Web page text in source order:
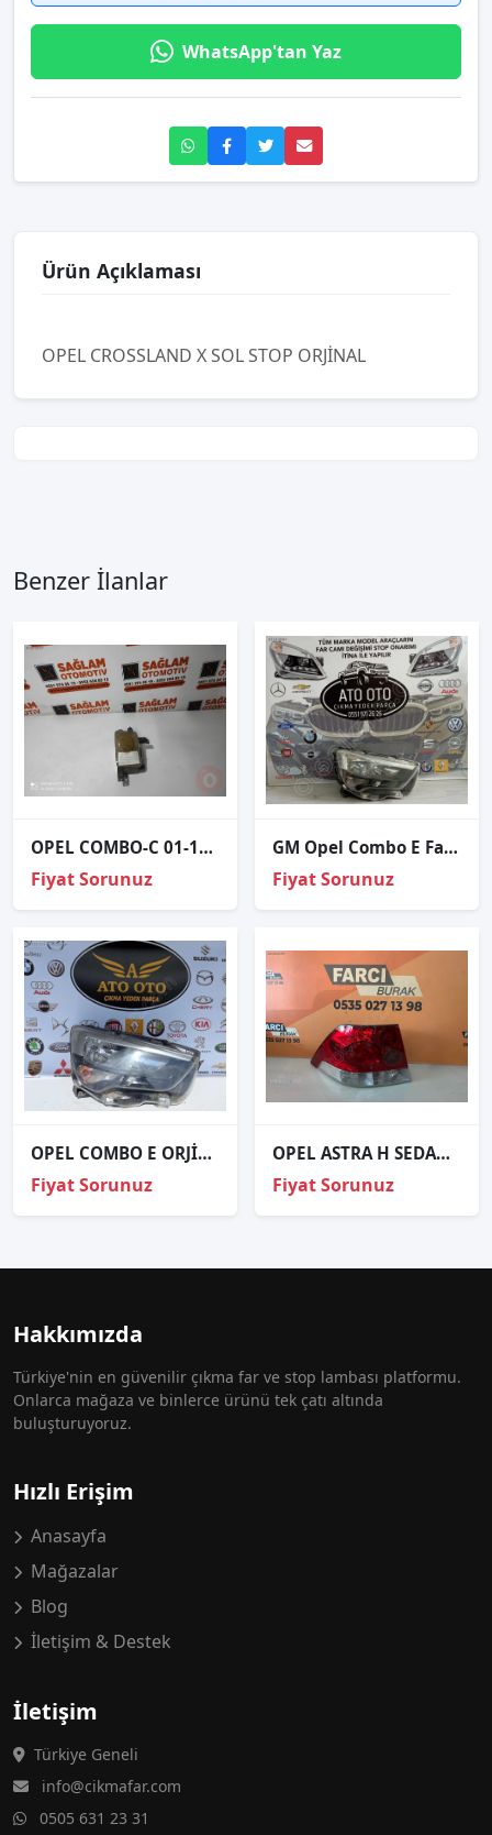
WhatsApp'tan Yaz
Ürün Açıklaması
OPEL CROSSLAND X SOL STOP ORJİNAL
Benzer İlanlar
OPEL COMBO-C 01-11 SAĞ ÖN SİS LAMBASI OEM; 13118671
Fiyat Sorunuz
GM Opel Combo E Far SAĞ ORJINAL ÇIKMA
Fiyat Sorunuz
OPEL COMBO E ORJİNAL ÇIKMA SAĞ FAR B
Fiyat Sorunuz
OPEL ASTRA H SEDAN SOL STOP ORJİNAL
Fiyat Sorunuz
Hakkımızda
Türkiye'nin en güvenilir çıkma far ve stop lambası platformu.
Onlarca mağaza ve binlerce ürünü tek çatı altında
buluşturuyoruz.
Hızlı Erişim
Anasayfa
Mağazalar
Blog
İletişim & Destek
İletişim
Türkiye Geneli
info@cikmafar.com
0505 631 23 31